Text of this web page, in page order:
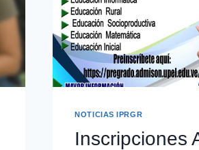
NOTICIAS IPRGR
Inscripciones